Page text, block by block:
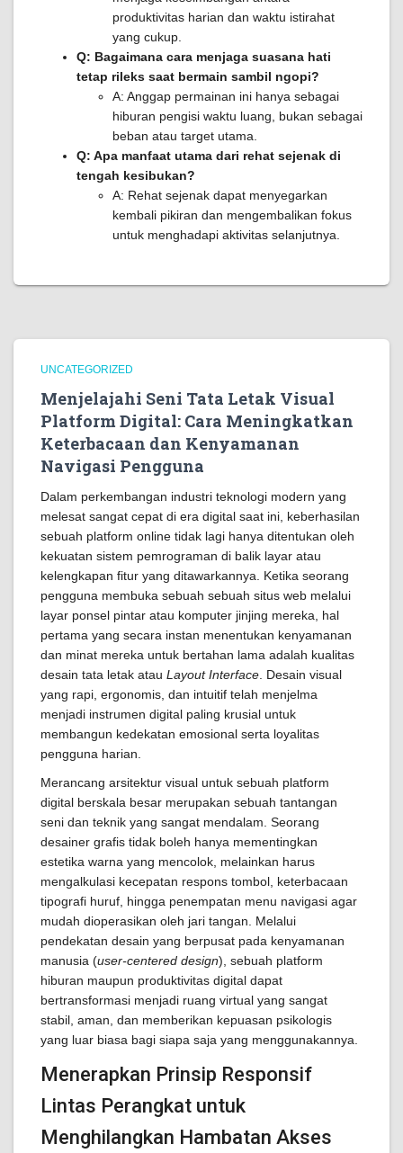
produktivitas harian dan waktu istirahat
yang cukup.
Q: Bagaimana cara menjaga suasana hati
tetap rileks saat bermain sambil ngopi?
A: Anggap permainan ini hanya sebagai
hiburan pengisi waktu luang, bukan sebagai
beban atau target utama.
Q: Apa manfaat utama dari rehat sejenak di
tengah kesibukan?
A: Rehat sejenak dapat menyegarkan
kembali pikiran dan mengembalikan fokus
untuk menghadapi aktivitas selanjutnya.
UNCATEGORIZED
Menjelajahi Seni Tata Letak Visual
Platform Digital: Cara Meningkatkan
Keterbacaan dan Kenyamanan
Navigasi Pengguna
Dalam perkembangan industri teknologi modern yang
melesat sangat cepat di era digital saat ini, keberhasilan
sebuah platform online tidak lagi hanya ditentukan oleh
kekuatan sistem pemrograman di balik layar atau
kelengkapan fitur yang ditawarkannya. Ketika seorang
pengguna membuka sebuah sebuah situs web melalui
layar ponsel pintar atau komputer jinjing mereka, hal
pertama yang secara instan menentukan kenyamanan
dan minat mereka untuk bertahan lama adalah kualitas
desain tata letak atau Layout Interface . Desain visual
yang rapi, ergonomis, dan intuitif telah menjelma
menjadi instrumen digital paling krusial untuk
membangun kedekatan emosional serta loyalitas
pengguna harian.
Merancang arsitektur visual untuk sebuah platform
digital berskala besar merupakan sebuah tantangan
seni dan teknik yang sangat mendalam. Seorang
desainer grafis tidak boleh hanya mementingkan
estetika warna yang mencolok, melainkan harus
mengalkulasi kecepatan respons tombol, keterbacaan
tipografi huruf, hingga penempatan menu navigasi agar
mudah dioperasikan oleh jari tangan. Melalui
pendekatan desain yang berpusat pada kenyamanan
manusia (user-centered design), sebuah platform
hiburan maupun produktivitas digital dapat
bertransformasi menjadi ruang virtual yang sangat
stabil, aman, dan memberikan kepuasan psikologis
yang luar biasa bagi siapa saja yang menggunakannya.
Menerapkan Prinsip Responsif
Lintas Perangkat untuk
Menghilangkan Hambatan Akses